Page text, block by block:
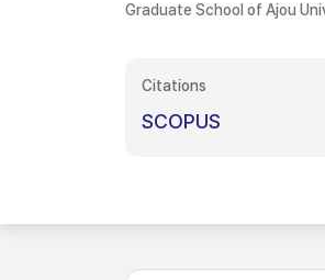
Graduate School of Ajou
Citations
SCOPUS